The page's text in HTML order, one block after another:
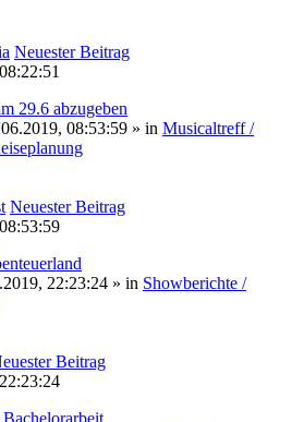
Neuester Beitrag
29.6 abzugeben
08:53:59 » in Musicaltreff /
Neuester Beitrag
22:23:24 » in Showberichte /
Beitrag